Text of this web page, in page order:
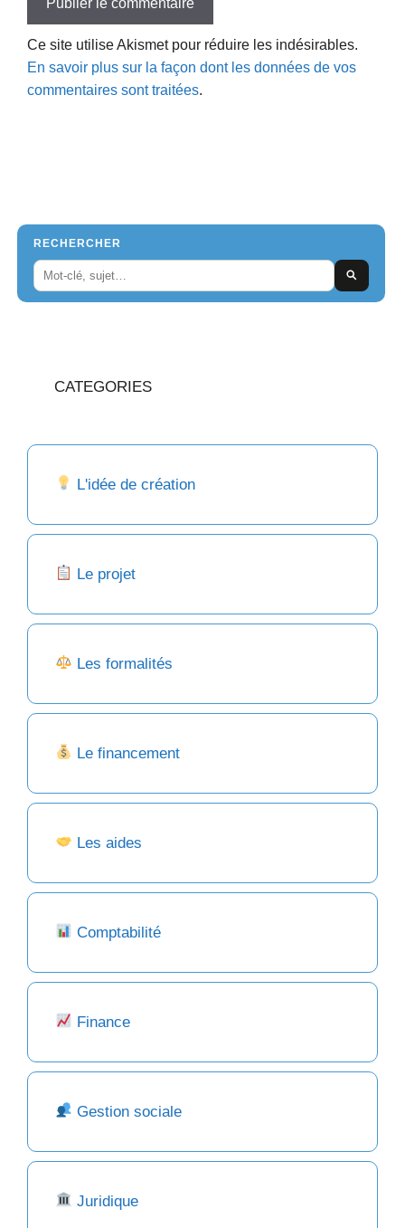
Ce site utilise Akismet pour réduire les indésirables.
En savoir plus sur la façon dont les données de vos
commentaires sont traitées.
RECHERCHER
CATEGORIES
L'idée de création
Le projet
Les formalités
Le financement
Les aides
Comptabilité
Finance
Gestion sociale
Juridique